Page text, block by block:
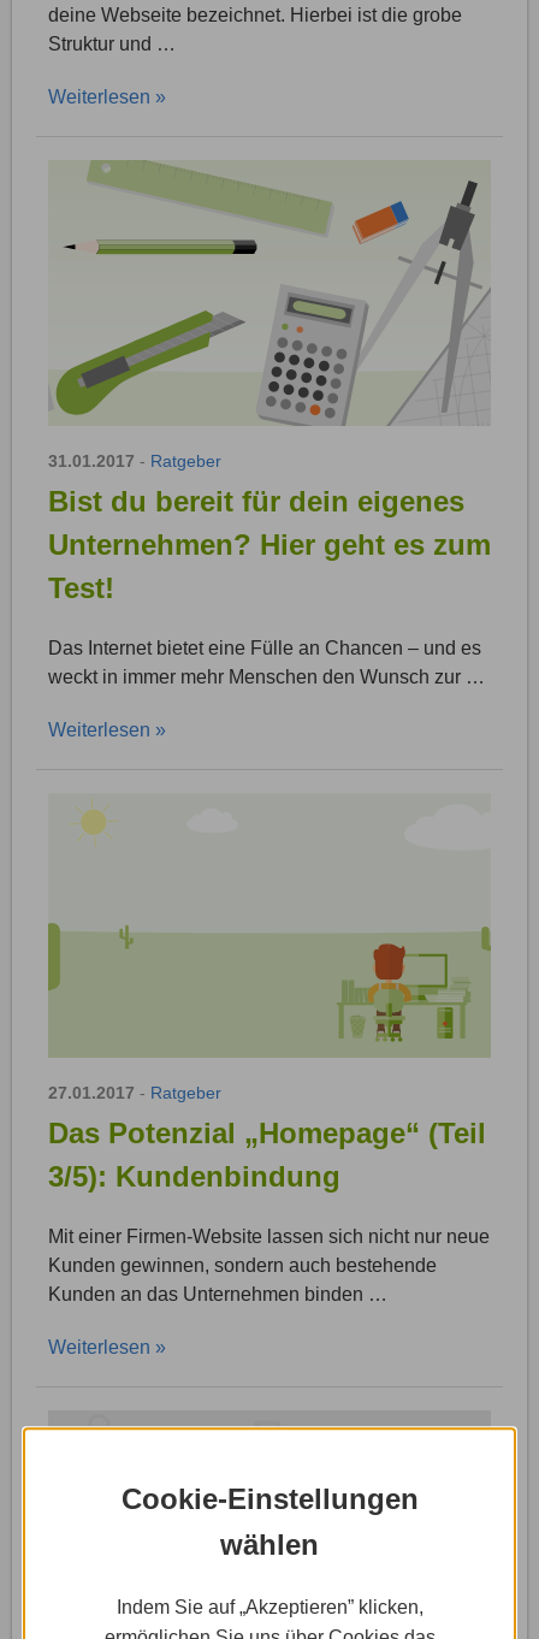
Cookie-Einstellungen
wählen
Indem Sie auf „Akzeptieren” klicken,
deine Webseite bezeichnet. Hierbei ist die grobe
Struktur und …
Weiterlesen »
31.01.2017 - Ratgeber
Bist du bereit für dein eigenes
Unternehmen? Hier geht es zum
Test!
Das Internet bietet eine Fülle an Chancen – und es
weckt in immer mehr Menschen den Wunsch zur …
Weiterlesen »
27.01.2017 - Ratgeber
Das Potenzial „Homepage“ (Teil
3/5): Kundenbindung
Mit einer Firmen-Website lassen sich nicht nur neue
Kunden gewinnen, sondern auch bestehende
Kunden an das Unternehmen binden …
Weiterlesen »